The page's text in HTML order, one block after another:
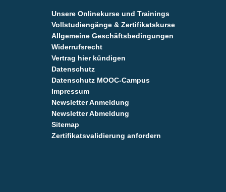
Unsere Onlinekurse und Trainings
Vollstudiengänge & Zertifikatskurse
Allgemeine Geschäftsbedingungen
Widerrufsrecht
Vertrag hier kündigen
Datenschutz
Datenschutz MOOC-Campus
Impressum
Newsletter Anmeldung
Newsletter Abmeldung
Sitemap
Zertifikatsvalidierung anfordern